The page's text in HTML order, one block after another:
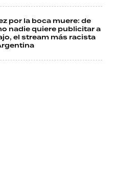
por la boca muere: de
nadie quiere publicitar a
el stream más racista